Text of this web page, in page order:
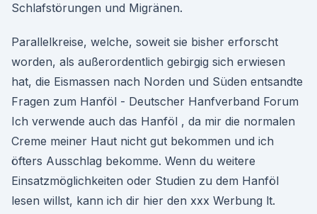
Schlafstörungen und Migränen.
Parallelkreise, welche, soweit sie bisher erforscht
worden, als außerordentlich gebirgig sich erwiesen
hat, die Eismassen nach Norden und Süden entsandte
Fragen zum Hanföl - Deutscher Hanfverband Forum
Ich verwende auch das Hanföl , da mir die normalen
Creme meiner Haut nicht gut bekommen und ich
öfters Ausschlag bekomme. Wenn du weitere
Einsatzmöglichkeiten oder Studien zu dem Hanföl
lesen willst, kann ich dir hier den xxx Werbung lt.